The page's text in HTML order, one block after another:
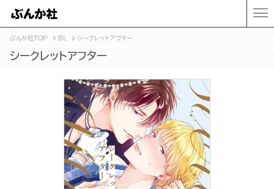
ぶんか社TOP BL シークレットアフター
シークレットアフター